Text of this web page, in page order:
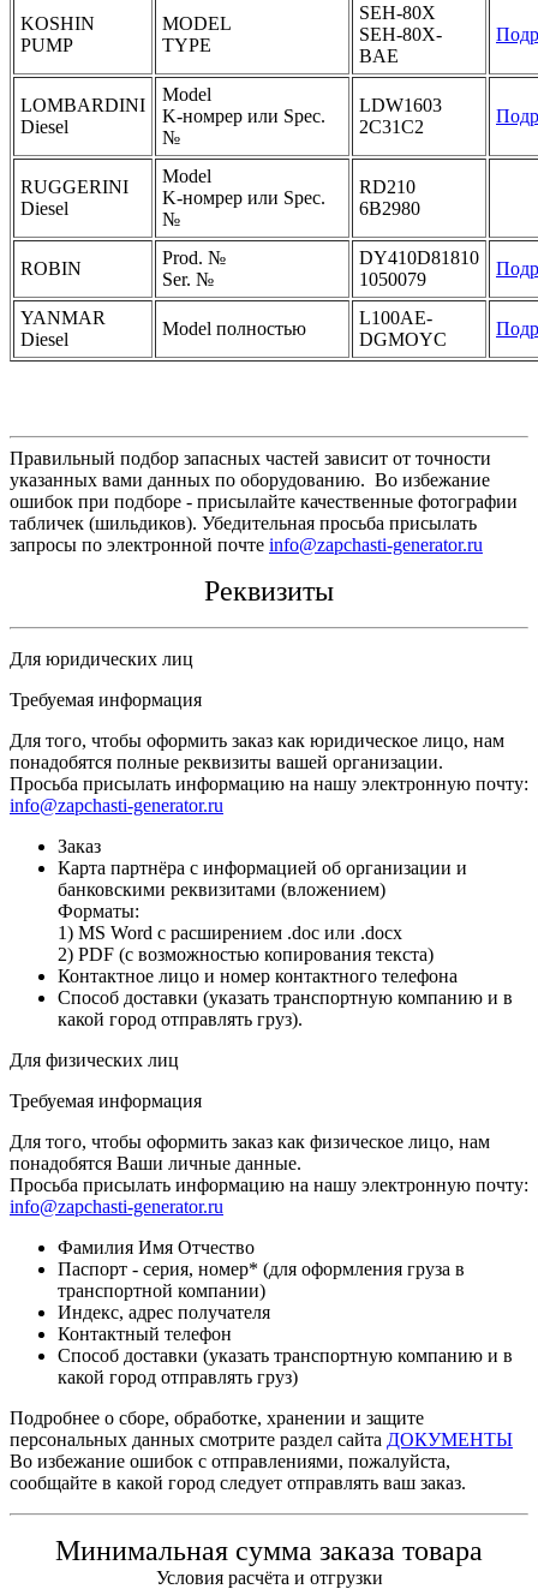
KOSHIN
PUMP
MODEL
TYPE
SEH-80X
SEH-80X-
BAE
LOMBARDINI
Diesel
Model
K-номрер или Spec.
№
LDW1603
2C31C2
RUGGERINI
Diesel
Model
K-номрер или Spec.
№
RD210
6B2980
ROBIN
Prod. №
Ser. №
DY410D81810
1050079
YANMAR
Diesel
Model полностью
L100AE-
DGMOYC
Правильный подбор запасных частей зависит от точности
указанных вами данных по оборудованию. Во избежание
ошибок при подборе - присылайте качественные фотографии
табличек (шильдиков). Убедительная просьба присылать
запросы по электронной почте info@zapchasti-generator.ru
Реквизиты
Для юридических лиц
Требуемая информация
Для того, чтобы оформить заказ как юридическое лицо, нам
понадобятся полные реквизиты вашей организации.
Просьба присылать информацию на нашу электронную почту:
info@zapchasti-generator.ru
Заказ
Карта партнёра с информацией об организации и
банковскими реквизитами (вложением)
Форматы:
1) MS Word с расширением .doc или .docx
2) PDF (с возможностью копирования текста)
Контактное лицо и номер контактного телефона
Способ доставки (указать транспортную компанию и в
какой город отправлять груз).
Для физических лиц
Требуемая информация
Для того, чтобы оформить заказ как физическое лицо, нам
понадобятся Ваши личные данные.
Просьба присылать информацию на нашу электронную почту:
info@zapchasti-generator.ru
Фамилия Имя Отчество
Паспорт - серия, номер* (для оформления груза в
транспортной компании)
Индекс, адрес получателя
Контактный телефон
Способ доставки (указать транспортную компанию и в
какой город отправлять груз)
Подробнее о сборе, обработке, хранении и защите
персональных данных смотрите раздел сайта ДОКУМЕНТЫ
Во избежание ошибок с отправлениями, пожалуйста,
сообщайте в какой город следует отправлять ваш заказ.
Минимальная сумма заказа товара
Условия расчёта и отгрузки